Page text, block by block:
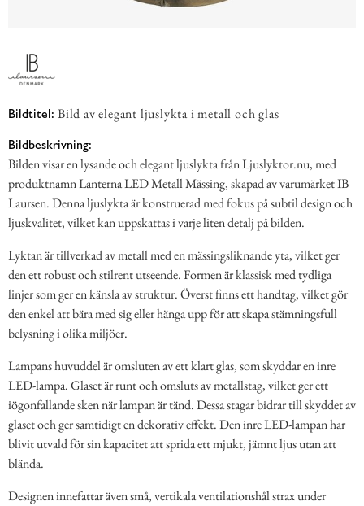
Bildtitel: Bild av elegant ljuslykta i metall och glas
Bildbeskrivning:
Bilden visar en lysande och elegant ljuslykta från Ljuslyktor.nu, med
produktnamn Lanterna LED Metall Mässing, skapad av varumärket IB
Laursen. Denna ljuslykta är konstruerad med fokus på subtil design och
ljuskvalitet, vilket kan uppskattas i varje liten detalj på bilden.
Lyktan är tillverkad av metall med en mässingsliknande yta, vilket ger
den ett robust och stilrent utseende. Formen är klassisk med tydliga
linjer som ger en känsla av struktur. Överst finns ett handtag, vilket gör
den enkel att bära med sig eller hänga upp för att skapa stämningsfull
belysning i olika miljöer.
Lampans huvuddel är omsluten av ett klart glas, som skyddar en inre
LED-lampa. Glaset är runt och omsluts av metallstag, vilket ger ett
iögonfallande sken när lampan är tänd. Dessa stagar bidrar till skyddet av
glaset och ger samtidigt en dekorativ effekt. Den inre LED-lampan har
blivit utvald för sin kapacitet att sprida ett mjukt, jämnt ljus utan att
blända.
Designen innefattar även små, vertikala ventilationshål strax under